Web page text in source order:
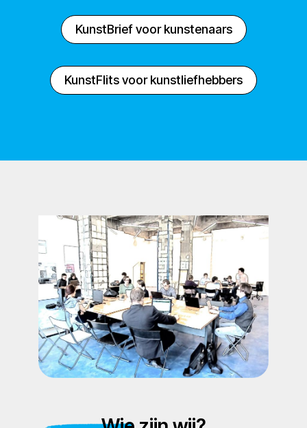
KunstBrief voor kunstenaars
KunstFlits voor kunstliefhebbers